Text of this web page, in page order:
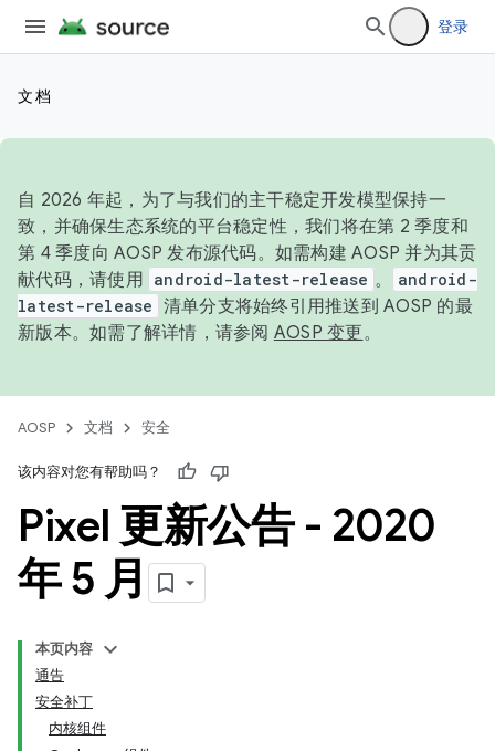
登录
文档
自 2026 年起，为了与我们的主干稳定开发模型保持一
致，并确保生态系统的平台稳定性，我们将在第 2 季度和
第 4 季度向 AOSP 发布源代码。如需构建 AOSP 并为其贡
献代码，请使用 android-latest-release 。
android-
latest-release 清单分支将始终引用推送到 AOSP 的最
新版本。如需了解详情，请参阅 AOSP 变更。
AOSP 文档 安全
该内容对您有帮助吗？
Pixel 更新公告 - 2020
年 5 月
本页内容
通告
安全补丁
内核组件